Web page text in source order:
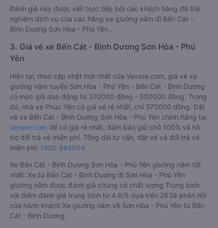
Đánh giá này được viết trực tiếp bởi các khách hàng đã trải
nghiệm dịch vụ của các hãng xe giường nằm đi Bến Cát -
Bình Dương Sơn Hòa - Phú Yên .
3. Giá vé xe Bến Cát - Bình Dương Sơn Hòa - Phú
Yên
Hiện tại, theo cập nhật mới nhất của Vexere.com, giá vé xe
giường nằm tuyến Sơn Hòa - Phú Yên - Bến Cát - Bình Dương
có mức giá dao động từ 370000 đồng - 500000 đồng. Trong
đó, nhà xe Phúc Yên có giá vé rẻ nhất, chỉ 370000 đồng. Đặt
vé xe Bến Cát - Bình Dương Sơn Hòa - Phú Yên chính hãng tại
Vexere.com để có giá rẻ nhất, đảm bảo giữ chỗ 100% và hỗ
trợ đổi trả vé miễn phí. Tổng đài tư vấn, đặt vé và đổi trả vé
miễn phí: 1900 888684.
Xe Bến Cát - Bình Dương Sơn Hòa - Phú Yên giường nằm tốt
nhất: Xe từ Bến Cát - Bình Dương đi Sơn Hòa - Phú Yên
giường nằm được đánh giá chung có chất lượng Trung bình
với điểm đánh giá trung bình từ 4.6/5 dựa trên 2639 phản hồi
của hành khách Xe giường nằm về Sơn Hòa - Phú Yên từ Bến
Cát - Bình Dương.